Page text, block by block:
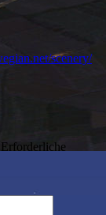
scenery/
Erforderliche